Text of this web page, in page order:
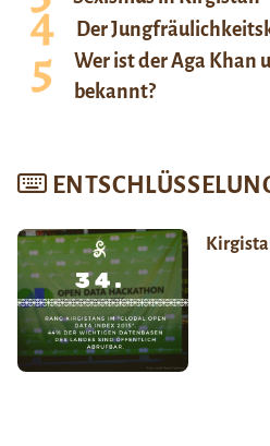
Der
Wer ist der Aga Khan
bekannt?